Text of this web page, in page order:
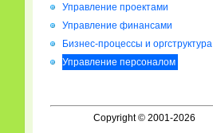
Управление проектами
Управление финансами
Бизнес-процессы и оргструктура
Управление персоналом
Copyright © 2001-2026